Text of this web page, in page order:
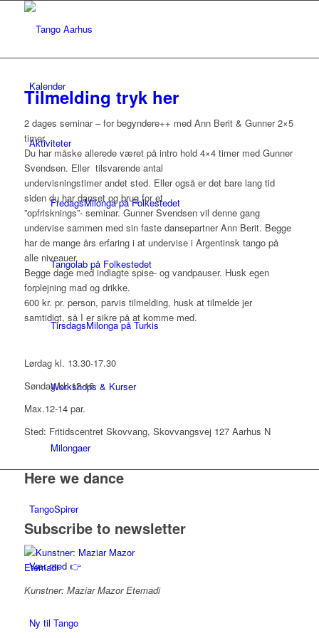
Kalender
Aktiviteter
FredagsMilonga på Folkestedet
Tangolab på Folkestedet
TirsdagsMilonga på Turkis
Workshops & Kurser
Milongaer
TangoSpirer
Vær med 👉
Ny til Tango
Tilmelding tryk her
2 dages seminar – for begyndere++ med Ann Berit & Gunner 2×5
timer.
Du har måske allerede været på intro hold 4×4 timer med Gunner
Svendsen. Eller tilsvarende antal
undervisningstimer andet sted. Eller også er det bare lang tid
siden du har danset og brug for et
”opfrisknings”- seminar. Gunner Svendsen vil denne gang
undervise sammen med sin faste dansepartner Ann Berit. Begge
har de mange års erfaring i at undervise i Argentinsk tango på
alle niveauer.
Begge dage med indlagte spise- og vandpauser. Husk egen
forplejning mad og drikke.
600 kr. pr. person, parvis tilmelding, husk at tilmelde jer
samtidigt, så I er sikre på at komme med.
Lørdag kl. 13.30-17.30
Søndag kl. 12-16
Max.12-14 par.
Sted: Fritidscentret Skovvang, Skovvangsvej 127 Aarhus N
Here we dance
Subscribe to newsletter
Kunstner: Maziar Mazor Etemadi